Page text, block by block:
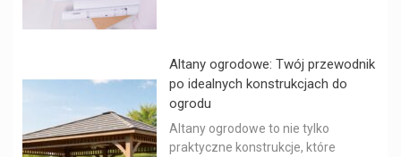
Altany ogrodowe: Twój przewodnik
po idealnych konstrukcjach do
ogrodu
Altany ogrodowe to nie tylko
praktyczne konstrukcje, które